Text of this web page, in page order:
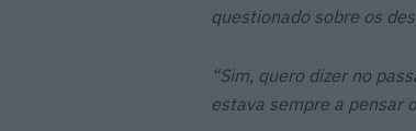
questionado sobre os
“Sim, quero dizer no
estava sempre a pensar